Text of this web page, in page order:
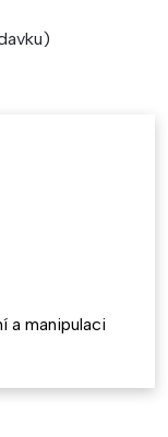
a manipulaci